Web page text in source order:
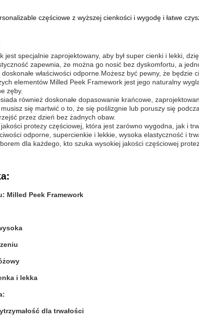
częściowe z wyższej cienkości i wygodę i łatwe
jest specjalnie zaprojektowany, aby był super cienki i lekki,
zapewnia, że można go nosić bez dyskomfortu, a
właściwości odporne.Możesz być pewny, że będzie
elementów Milled Peek Framework jest jego naturalny
zęby.
również doskonałe dopasowanie krańcowe,
się martwić o to, że się poślizgnie lub poruszy się
przez dzień bez żadnych obaw.
protezy częściowej, która jest zarówno wygodna, jak i
odporne, supercienkie i lekkie, wysoka elastyczność i
dla każdego, kto szuka wysokiej jakości częściowej
Milled Peek Framework
i lekka
dla trwałości